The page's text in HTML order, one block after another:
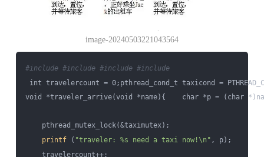
image-20240503221043564
#include #include #include #include
int travelercount = 0;pthread_cond_t taxicond =
void *traveler_arrive(void *name){    char *p = (char
pthread_mutex_lock(&taximutex);
printf ( "traveler: %s need a taxi now!\n" , p);
travelercount++;